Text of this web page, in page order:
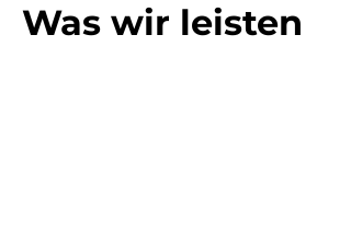
Was wir leisten